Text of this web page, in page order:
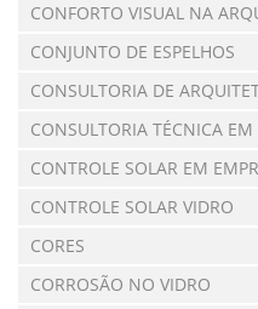
CONFORTO VISUAL NA
CONJUNTO DE ESPELHOS
CONSULTORIA DE
CONSULTORIA TÉCNICA EM
CONTROLE SOLAR EM
CONTROLE SOLAR VIDRO
CORES
CORROSÃO NO VIDRO